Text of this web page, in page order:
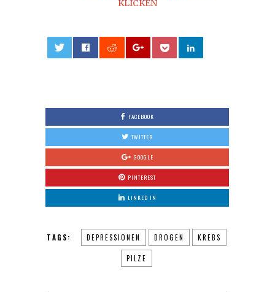
KLICKEN
FACEBOOK
TWITTER
GOOGLE
PINTEREST
LINKED IN
TAGS: DEPRESSIONEN DROGEN KREBS
PILZE